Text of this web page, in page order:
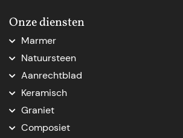
Onze diensten
Marmer
Marmer aanrechtblad
Marmer natuursteen
Marmer op maat
Marmeren blad op maat
Marmer badkamer
Natuursteen
Natuursteen Den Haag
Natuursteenblad op maat
Natuursteen dorpel
Werkblad op maat
Aanrechtblad
Aanrechtblad op maat
Nieuw keukenblad
Keukenblad vervangen
Keramisch
Keramische keukenbladen
Graniet
Graniet keukenblad op maat
Graniet tafelblad
Composiet